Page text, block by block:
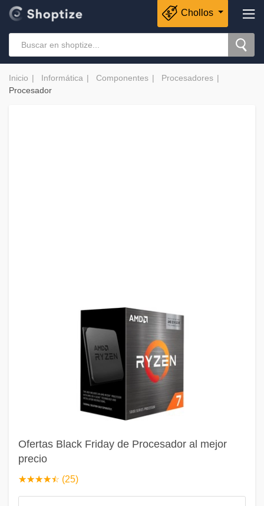
Chollos
Inicio Informática Componentes
Procesadores
Procesador
Ofertas Black Friday de Procesador al mejor
precio
☆☆☆☆☆
★★★★★ (25)